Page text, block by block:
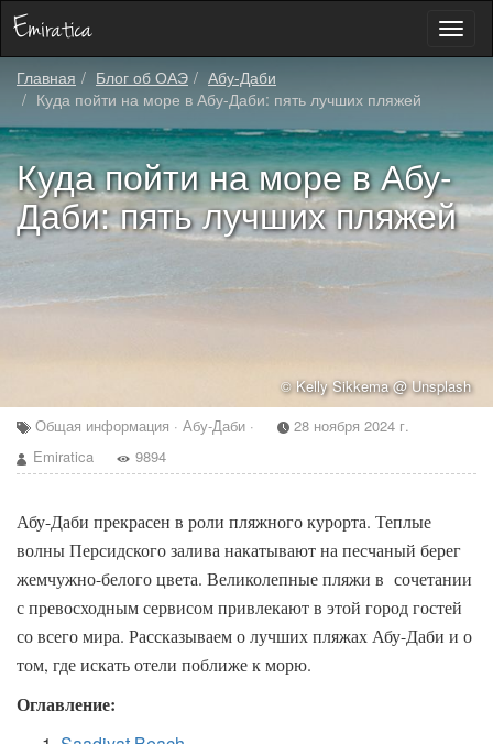
Главная
Блог об ОАЭ
Абу-Даби
Куда пойти на море в Абу-Даби: пять лучших пляжей
Куда пойти на море в Абу-
Даби: пять лучших пляжей
© Kelly Sikkema @ Unsplash
Общая информация · Абу-Даби ·
28 ноября 2024 г.
Emiratica
9894
Абу-Даби прекрасен в роли пляжного курорта. Теплые
волны Персидского залива накатывают на песчаный берег
жемчужно-белого цвета. Великолепные пляжи в сочетании
с превосходным сервисом привлекают в этой город гостей
со всего мира. Рассказываем о лучших пляжах Абу-Даби и о
том, где искать отели поближе к морю.
Оглавление: